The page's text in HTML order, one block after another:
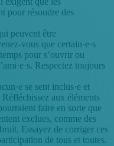
pour résoudre des
peuvent être
vous que certain·e·s
pour s’ouvrir ou
Respectez toujours
se sent inclus·e et
aux éléments
faire en sorte que
exclues, comme des
Essayez de corriger ces
de tous et toutes.